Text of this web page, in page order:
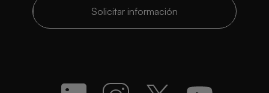
Solicitar información